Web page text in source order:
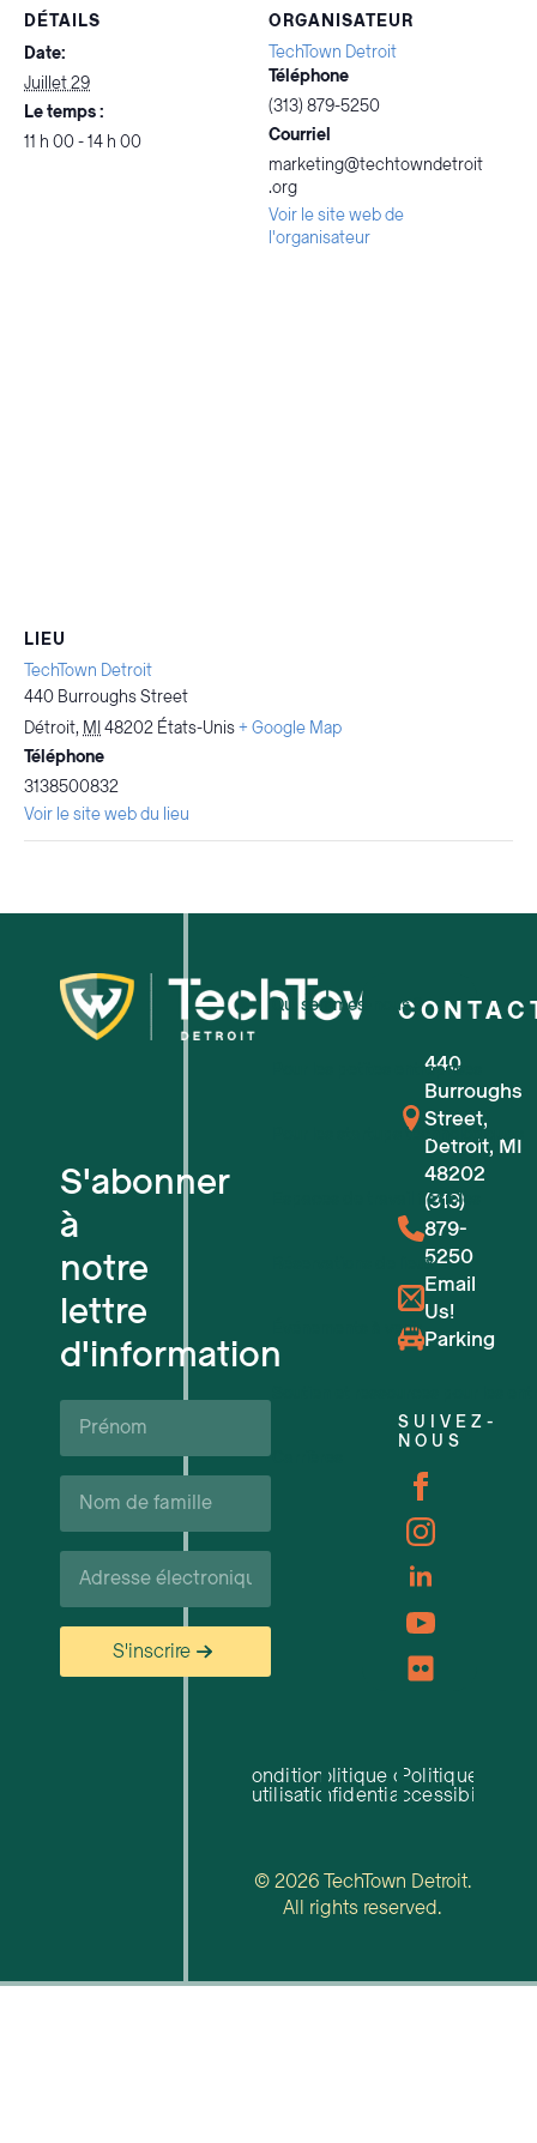
DÉTAILS
Date:
Juillet 29
Le temps :
11 h 00 - 14 h 00
ORGANISATEUR
TechTown Detroit
Téléphone
(313) 879-5250
Courriel
marketing@techtowndetroit
.org
Voir le site web de
l'organisateur
LIEU
TechTown Detroit
440 Burroughs Street
Détroit, MI48202 États-Unis+ Google Map
Téléphone
3138500832
Voir le site web du lieu
S'abonner
à
notre
lettre
d'information
Prénom*
Nom
de
Courriel*
S'inscrire
Qui sommes-nous ?
Pour les petites entreprises
Pour les startups technologiques
Espaces de travail flexibles
Réservations de lieux
Événements à venir
440
Burroughs
Street,
Detroit, MI
48202
(313)
879-
5250
Email
Us!
Parking
SUIVEZ-
NOUS
Conditions
d'utilisation
Politique de
confidentialité
Politique
d'accessibilité
© 2026 TechTown Detroit.
All rights reserved.